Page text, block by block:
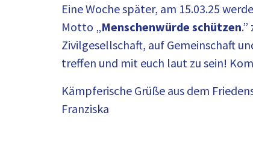
Eine Woche später, am 15.03.25
Motto „Menschenwürde schützen
Zivilgesellschaft, auf Gemeinschaft
treffen und mit euch laut zu sein!
Kämpferische Grüße aus dem
Franziska